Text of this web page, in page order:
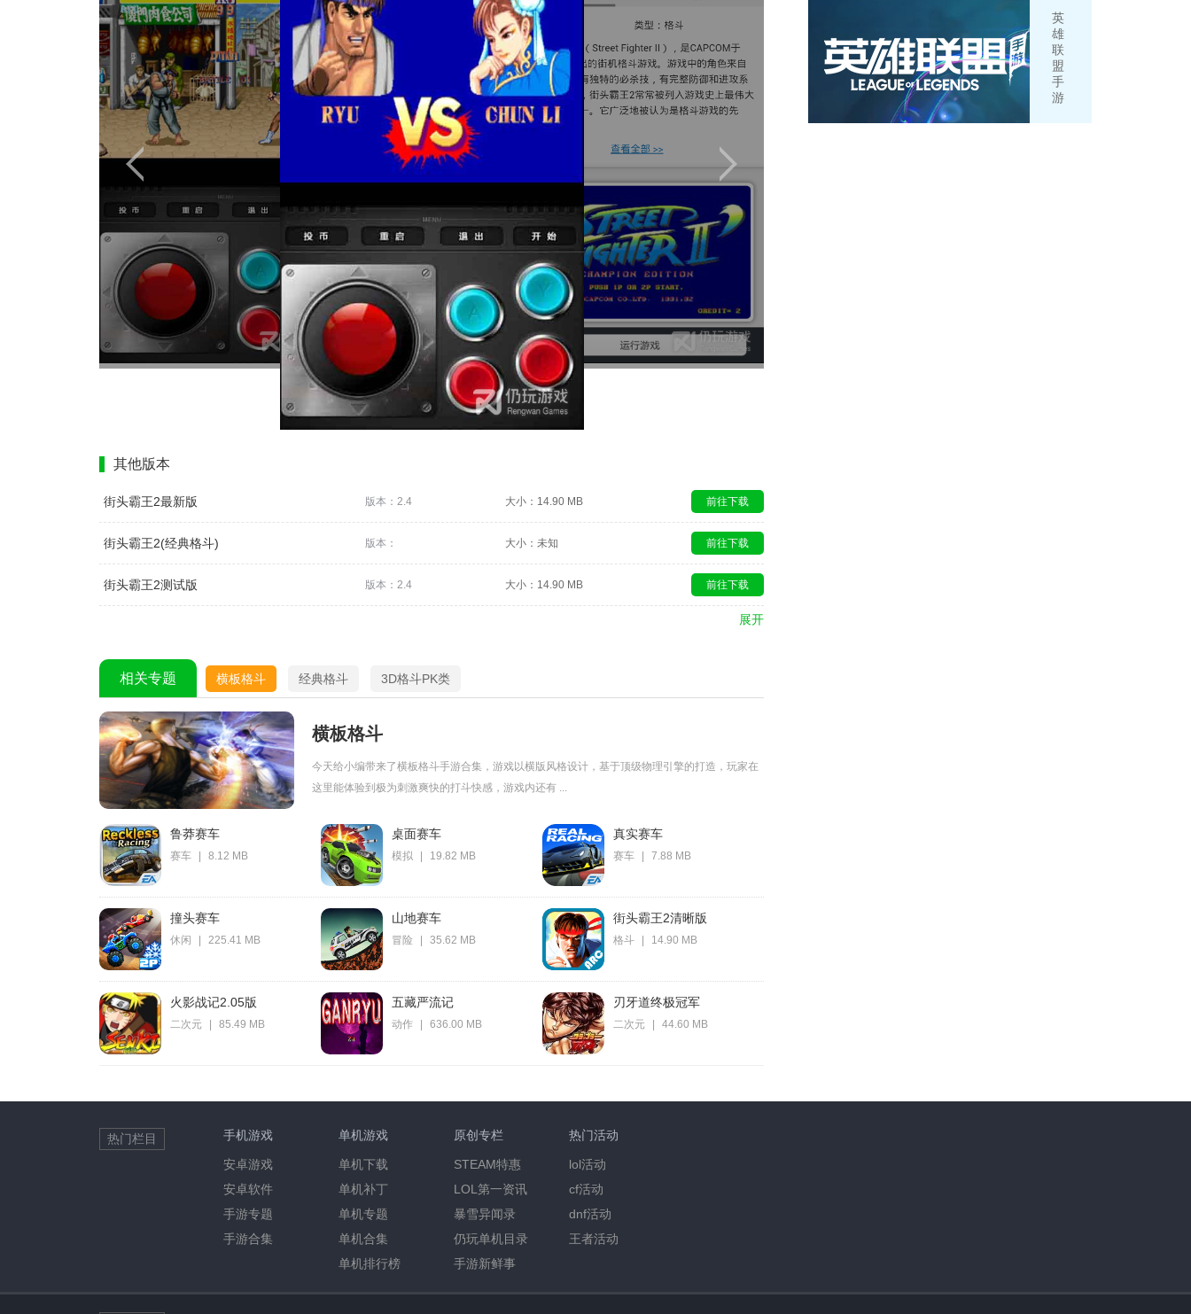
其他版本
街头霸王2最新版 版本：2.4 大小：14.90 MB 前往下载
街头霸王2(经典格斗) 版本： 大小：未知 前往下载
街头霸王2测试版 版本：2.4 大小：14.90 MB 前往下载
展开
相关专题 横板格斗 经典格斗 3D格斗PK类
横板格斗
今天给小编带来了横板格斗手游合集，游戏以横版风格设计，基于顶级物理引擎的打造，玩家在
这里能体验到极为刺激爽快的打斗快感，游戏内还有 ...
鲁莽赛车
赛车 8.12 MB
桌面赛车
模拟 19.82 MB
真实赛车
赛车 7.88 MB
撞头赛车
休闲 225.41 MB
山地赛车
冒险 35.62 MB
街头霸王2清晰版
格斗 14.90 MB
火影战记2.05版
二次元 85.49 MB
五藏严流记
动作 636.00 MB
刃牙道终极冠军
二次元 44.60 MB
英
雄
联
盟
手
游
手机游戏
安卓游戏
安卓软件
手游专题
手游合集
单机游戏
单机下载
单机补丁
单机专题
单机合集
单机排行榜
原创专栏
STEAM特惠
LOL第一资讯
暴雪异闻录
仍玩单机目录
手游新鲜事
热门活动
lol活动
cf活动
dnf活动
王者活动
热门栏目